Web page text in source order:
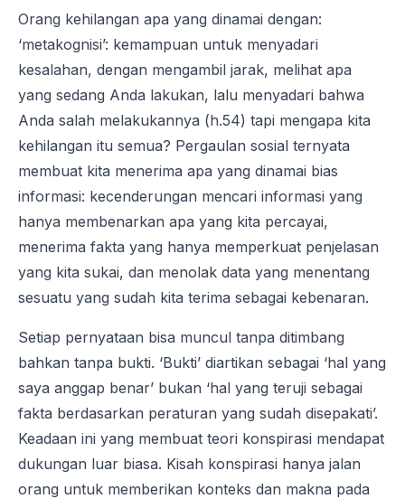
Orang kehilangan apa yang dinamai dengan:
‘metakognisi’: kemampuan untuk menyadari
kesalahan, dengan mengambil jarak, melihat apa
yang sedang Anda lakukan, lalu menyadari bahwa
Anda salah melakukannya (h.54) tapi mengapa kita
kehilangan itu semua? Pergaulan sosial ternyata
membuat kita menerima apa yang dinamai bias
informasi: kecenderungan mencari informasi yang
hanya membenarkan apa yang kita percayai,
menerima fakta yang hanya memperkuat penjelasan
yang kita sukai, dan menolak data yang menentang
sesuatu yang sudah kita terima sebagai kebenaran.
Setiap pernyataan bisa muncul tanpa ditimbang
bahkan tanpa bukti. ‘Bukti’ diartikan sebagai ‘hal yang
saya anggap benar’ bukan ‘hal yang teruji sebagai
fakta berdasarkan peraturan yang sudah disepakati’.
Keadaan ini yang membuat teori konspirasi mendapat
dukungan luar biasa. Kisah konspirasi hanya jalan
orang untuk memberikan konteks dan makna pada